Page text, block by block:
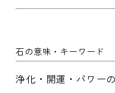
石の意味・キーワード
浄化・開運・パワー